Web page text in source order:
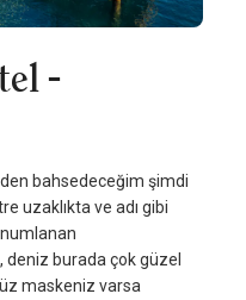
-
bahsedeceğim şimdi
uzaklıkta ve adı gibi
burada çok güzel
maskeniz varsa